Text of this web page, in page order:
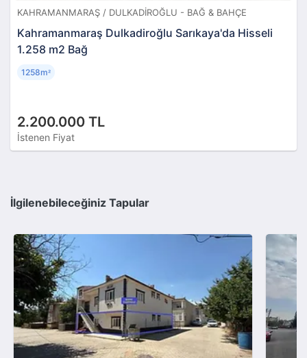
KAHRAMANMARAŞ / DULKADIROĞLU - BAĞ & BAHÇE
Kahramanmaraş Dulkadiroğlu Sarıkaya'da Hisseli
1.258 m2 Bağ
2.200.000 TL
İstenen Fiyat
1258m²
İlgilenebileceğiniz Tapular